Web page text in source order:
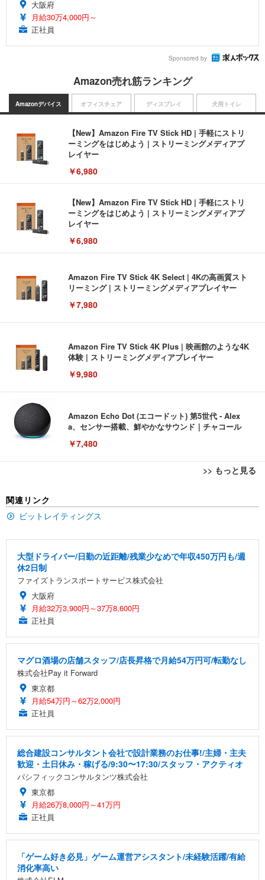
大阪府
月給30万4,000円～
正社員
Sponsored by
Amazon売れ筋ランキング
Amazonデバイス
【New】Amazon Fire TV Stick HD | 手軽にストリ
ーミングをはじめよう | ストリーミングメディアプ
レイヤー
￥6,980
【New】Amazon Fire TV Stick HD | 手軽にストリ
ーミングをはじめよう | ストリーミングメディアプ
レイヤー
￥6,980
Amazon Fire TV Stick 4K Select | 4Kの高画質スト
リーミング | ストリーミングメディアプレイヤー
￥7,980
Amazon Fire TV Stick 4K Plus | 映画館のような4K
体験 | ストリーミングメディアプレイヤー
￥9,980
Amazon Echo Dot (エコードット) 第5世代 - Alex
a、センサー搭載、鮮やかなサウンド｜チャコール
￥7,480
>> もっと見る
オフィスチェア
い 跳ね上げ式アームレスト コンパクト 約105度ロッ
キング pc 事務椅子 360度回転 座面昇降 強化ナイロ
ュチェア 人間工学 疲れない ブラック
ワーク チェア 強化バックレスト 30度ロッキング機
能 人間工学 椅子 腰サポート 90度跳ね上げ式アーム
レスト 3Dヘッドレスト ハンガー付き 高反発クッシ
ョン PCチェア 通気性メッシュ ゲーミング/勉強/事
￥7,680
Sezlife オフィスチェア デスクチェア 疲れない テレ
レスト 3Dヘッドレスト ハンガー付き 高反発クッシ
務用 おしゃれ パソコンチェア (ホワイト)
￥7,680
ANDWINT オフィスチェア デスクチェア 肘なし メ
ッシュ 通気性 ランバーサポート付き 腰サポート ガ
ト 幅52×奥行58.5×高さ84～96cm テレワーク 在宅
￥4,139
ディスプレイ
EV3240X-WT | 31.5型4K UHD・USB Type-C・ホワ
イト
EIZO ビジネス向けプレミアムモニター | FlexScan
イト
【純正品】27"ゲーミングモニター DualSense 充電
￥49,979
【整備済み品】Dell E2724HS 27インチ 液晶モニタ
応 ComfortView ビジネス向け
￥15,800
【MiniLED/24.5inch/280Hz/FHD】GRAPHT THE S
HOOTER Gaming Monitor 24” Essential ゲーミン
像低減 (3年保証 | 輝点保証 | 日本メーカー)
￥34,980
犬用トイレ
回使い捨て 無香料 ホワイト 300枚
x2袋(84枚) ホワイト(吸収面:ライトブルー)
ネオ・ルーライフ ネオ・オムツ L 中型犬用 26枚入
￥1,800
Smart Basic(スマートベーシック) 【Amazon.co.jp
￥3,670
アイリスオーヤマ ペットシーツ 超厚型 お徳用 レギ
￥3,731
関連リンク
ビットレイティングス
大型ドライバー/日勤の近距離/残業少なめで年収450万円も/週
休2日制
ファイズトランスポートサービス株式会社
大阪府
月給32万3,900円～37万8,600円
正社員
マグロ酒場の店舗スタッフ/店長昇格で月給54万円可/転勤なし
株式会社Pay it Forward
東京都
月給54万円～62万2,000円
正社員
総合建設コンサルタント会社で設計業務のお仕事!/主婦・主夫
歓迎・土日休み・稼げる/9:30〜17:30/スタッフ・アクティオ
パシフィックコンサルタンツ株式会社
東京都
月給26万8,000円～41万円
正社員
「ゲーム好き必見」ゲーム運営アシスタント/未経験活躍/有給
消化率高い